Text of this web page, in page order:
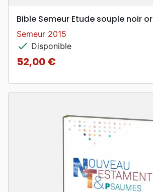
Bible Semeur Etude souple noir or
Semeur 2015
check Disponible
Prix
52,00 €